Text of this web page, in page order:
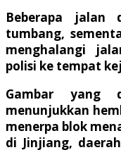
Beberapa
tumbang,
menghalangi
polisi ke tempat
Gambar yang
menunjukkan
menerpa blok
di Jinjiang,